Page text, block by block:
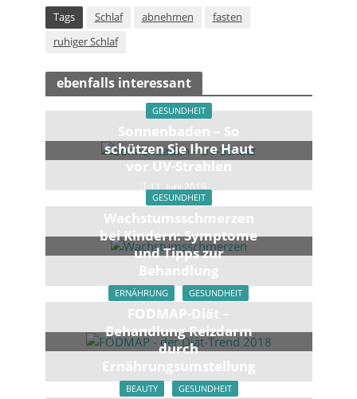
Tags Schlaf abnehmen
fasten
ruhiger Schlaf
ebenfalls interessant
GESUNDHEIT
Sonnenbaden – So
schützen Sie Ihre Haut
vor UV-Strahlen
11. Juni 2019
GESUNDHEIT
Wachstumsschmerzen
bei Kindern: Symptome
und Tipps zur
Behandlung
3. März 2020
ERNÄHRUNG GESUNDHEIT
FODMAP-Diät –
Behandlung Reizdarm
durch
Ernährungsumstellung
20. Juni 2019
BEAUTY GESUNDHEIT